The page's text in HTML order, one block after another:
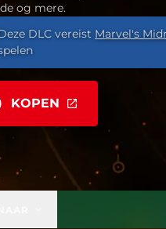
og mere.
DLC vereist Marvel's
KOPEN